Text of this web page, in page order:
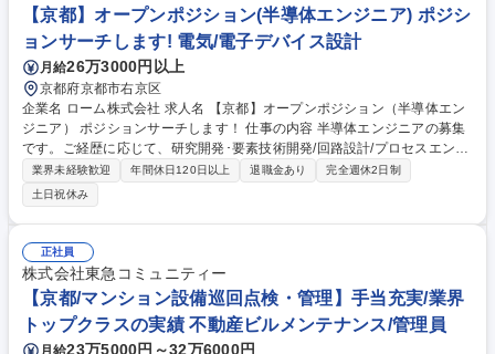
I・IoT等の先端技術を用いた養殖の効率化・自動化の検討と導入 ■チーム
マネジメント、現場運営の最適化、生産性の向上に向けた施策立案など 募
集職種 【養殖マネジャー】京大初ベンチャー/水産業で品種改良革命を起
こす/年休123日
【京都】オープンポジション(半導体エンジニア) ポジシ
ョンサーチします! 電気/電子デバイス設計
月給26万3000円以上
京都府京都市右京区
企業名 ローム株式会社 求人名 【京都】オープンポジション（半導体エン
ジニア） ポジションサーチします！ 仕事の内容 半導体エンジニアの募集
です。ご経歴に応じて、研究開発･要素技術開発/回路設計/プロセスエンジ
ニア、FAE、技術マーケティングなどのポジションの中からマッチした求
人をサーチします。 「現在募集中の職種では経験がいかせない」 「どの
職種が希望と合致するのか定まらない」 「転職活動時期がマッチしない」
などの場合はこちらにエントリーください。 ご登録いただいた情報を拝見
し、ご経験とスキルにマッチした職務がある場合はご案内させていただき
ます。 募集職種 【京都】オープンポジション（半導体エンジニア） ポジ
ションサーチします！
業界未経験歓迎 年間休日120日以上 退職金あり
完全週休2日制
土日祝休み
正社員
株式会社東急コミュニティー
【京都/マンション設備巡回点検・管理】手当充実/業界
トップクラスの実績 不動産ビルメンテナンス/管理員
月給23万5000円～32万6000円